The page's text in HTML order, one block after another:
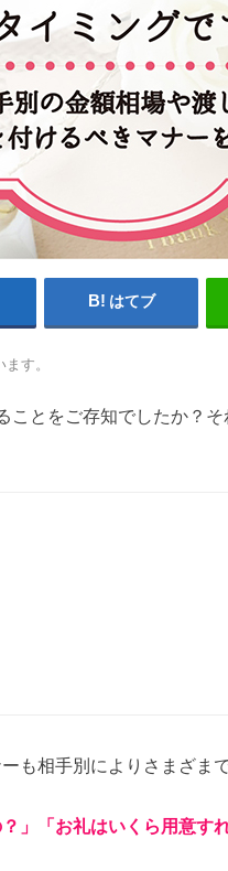
はてブ
す。
ことをご存知でしたか？
も相手別によりさまざまで
」「お礼はいくら用意す